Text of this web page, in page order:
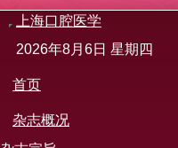
航
换
上海口腔医学
2026年8月6日 星期四
首页
杂志概况